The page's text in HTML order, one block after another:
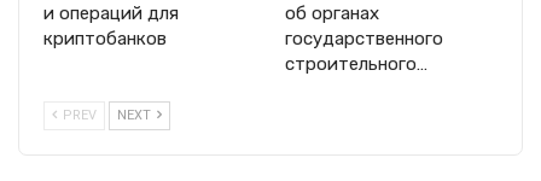
и операций для
криптобанков
об органах
государственного
строительного…
PREV NEXT